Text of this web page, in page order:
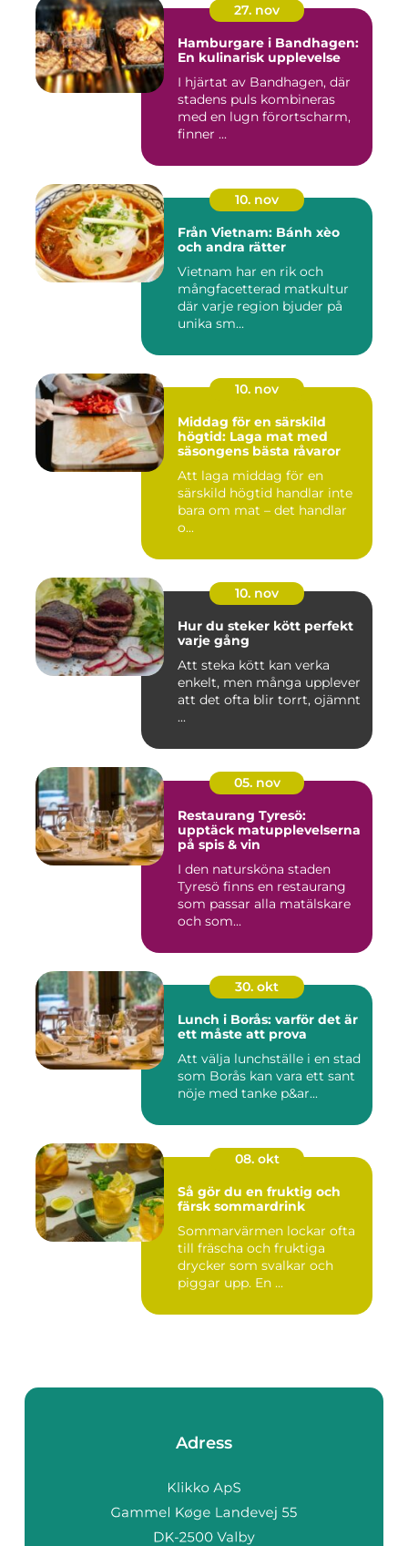
27. nov
Hamburgare i Bandhagen:
En kulinarisk upplevelse
I hjärtat av Bandhagen, där
stadens puls kombineras
med en lugn förortscharm,
finner ...
10. nov
Från Vietnam: Bánh xèo
och andra rätter
Vietnam har en rik och
mångfacetterad matkultur
där varje region bjuder på
unika sm...
10. nov
Middag för en särskild
högtid: Laga mat med
säsongens bästa råvaror
Att laga middag för en
särskild högtid handlar inte
bara om mat – det handlar
o...
10. nov
Hur du steker kött perfekt
varje gång
Att steka kött kan verka
enkelt, men många upplever
att det ofta blir torrt, ojämnt
...
05. nov
Restaurang Tyresö:
upptäck matupplevelserna
på spis & vin
I den natursköna staden
Tyresö finns en restaurang
som passar alla matälskare
och som...
30. okt
Lunch i Borås: varför det är
ett måste att prova
Att välja lunchställe i en stad
som Borås kan vara ett sant
nöje med tanke p&ar...
08. okt
Så gör du en fruktig och
färsk sommardrink
Sommarvärmen lockar ofta
till fräscha och fruktiga
drycker som svalkar och
piggar upp. En ...
Adress